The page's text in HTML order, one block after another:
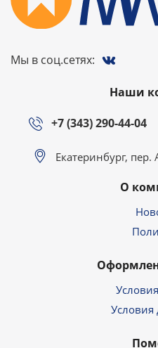
Мы в соц.сетях:
О
Условия
Наши
+7 (343) 290-44-04
Екатеринбург,